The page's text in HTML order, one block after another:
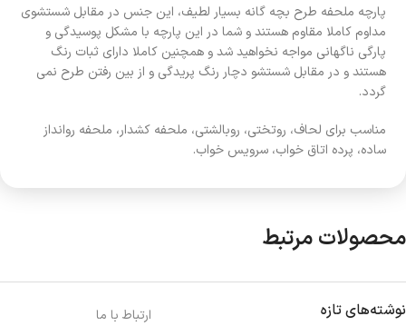
پارچه ملحفه طرح بچه گانه بسیار لطیف، این جنس در مقابل شستشوی
مداوم کاملا مقاوم هستند و شما در این پارچه با مشکل پوسیدگی و
پارگی ناگهانی مواجه نخواهید شد و همچنین کاملا دارای ثبات رنگ
هستند و در مقابل شستشو دچار رنگ پریدگی و از بین رفتن طرح نمی
گردد.
مناسب برای لحاف، روتختی، روبالشتی، ملحفه کشدار، ملحفه روانداز
ساده، پرده اتاق خواب، سرویس خواب.
محصولات مرتبط
نوشته‌های تازه
ارتباط با ما